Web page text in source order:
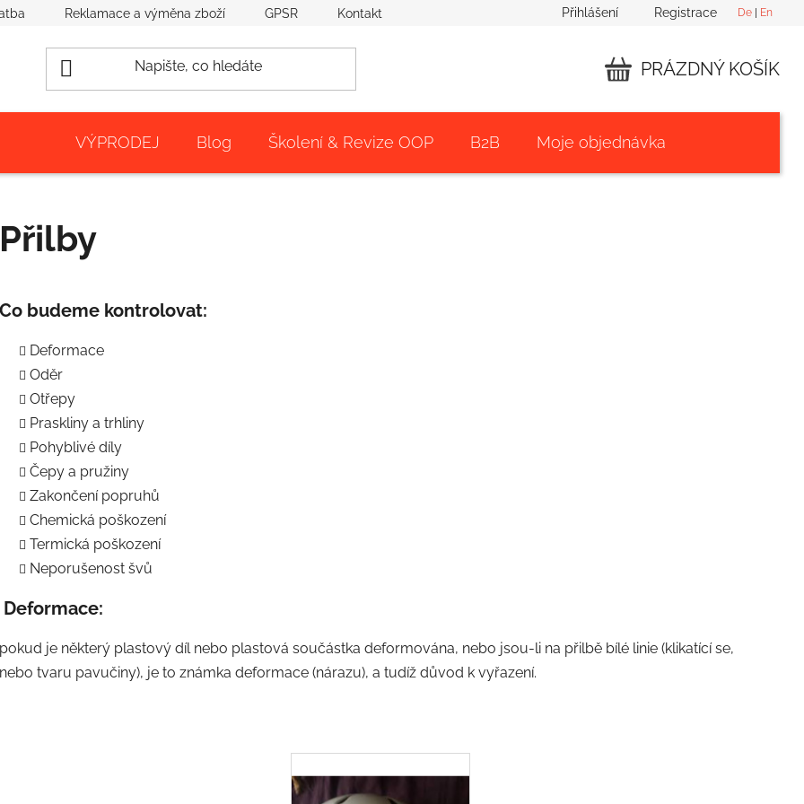
De| En
Reklamace a výměna zboží GPSR Kontakt Přihlášení Registrace
KOŠÍK
PRÁZDNÝ KOŠÍK
VÝPRODEJ Blog Školení & Revize OOP B2B Moje objednávka
Přilby
Co budeme kontrolovat:
Deformace
Oděr
Otřepy
Praskliny a trhliny
Pohyblivé díly
Čepy a pružiny
Zakončení popruhů
Chemická poškození
Termická poškození
Neporušenost švů
Deformace:
pokud je některý plastový díl nebo plastová součástka deformována, nebo jsou-li na přilbě bílé linie (klikatící se,
nebo tvaru pavučiny), je to známka deformace (nárazu), a tudíž důvod k vyřazení.